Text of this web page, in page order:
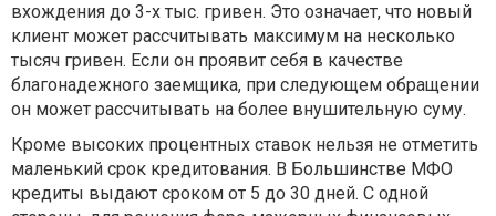
вхождения до 3-х тыс. гривен. Это означает, что новый
клиент может рассчитывать максимум на несколько
тысяч гривен. Если он проявит себя в качестве
благонадежного заемщика, при следующем обращении
он может рассчитывать на более внушительную суму.
Кроме высоких процентных ставок нельзя не отметить
маленький срок кредитования. В Большинстве МФО
кредиты выдают сроком от 5 до 30 дней. С одной